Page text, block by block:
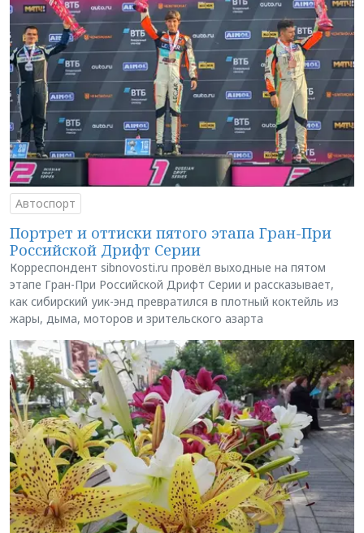
Автоспорт
Портрет и оттиски пятого этапа Гран-При
Российской Дрифт Серии
Корреспондент sibnovosti.ru провёл выходные на пятом
этапе Гран-При Российской Дрифт Серии и рассказывает,
как сибирский уик-энд превратился в плотный коктейль из
жары, дыма, моторов и зрительского азарта